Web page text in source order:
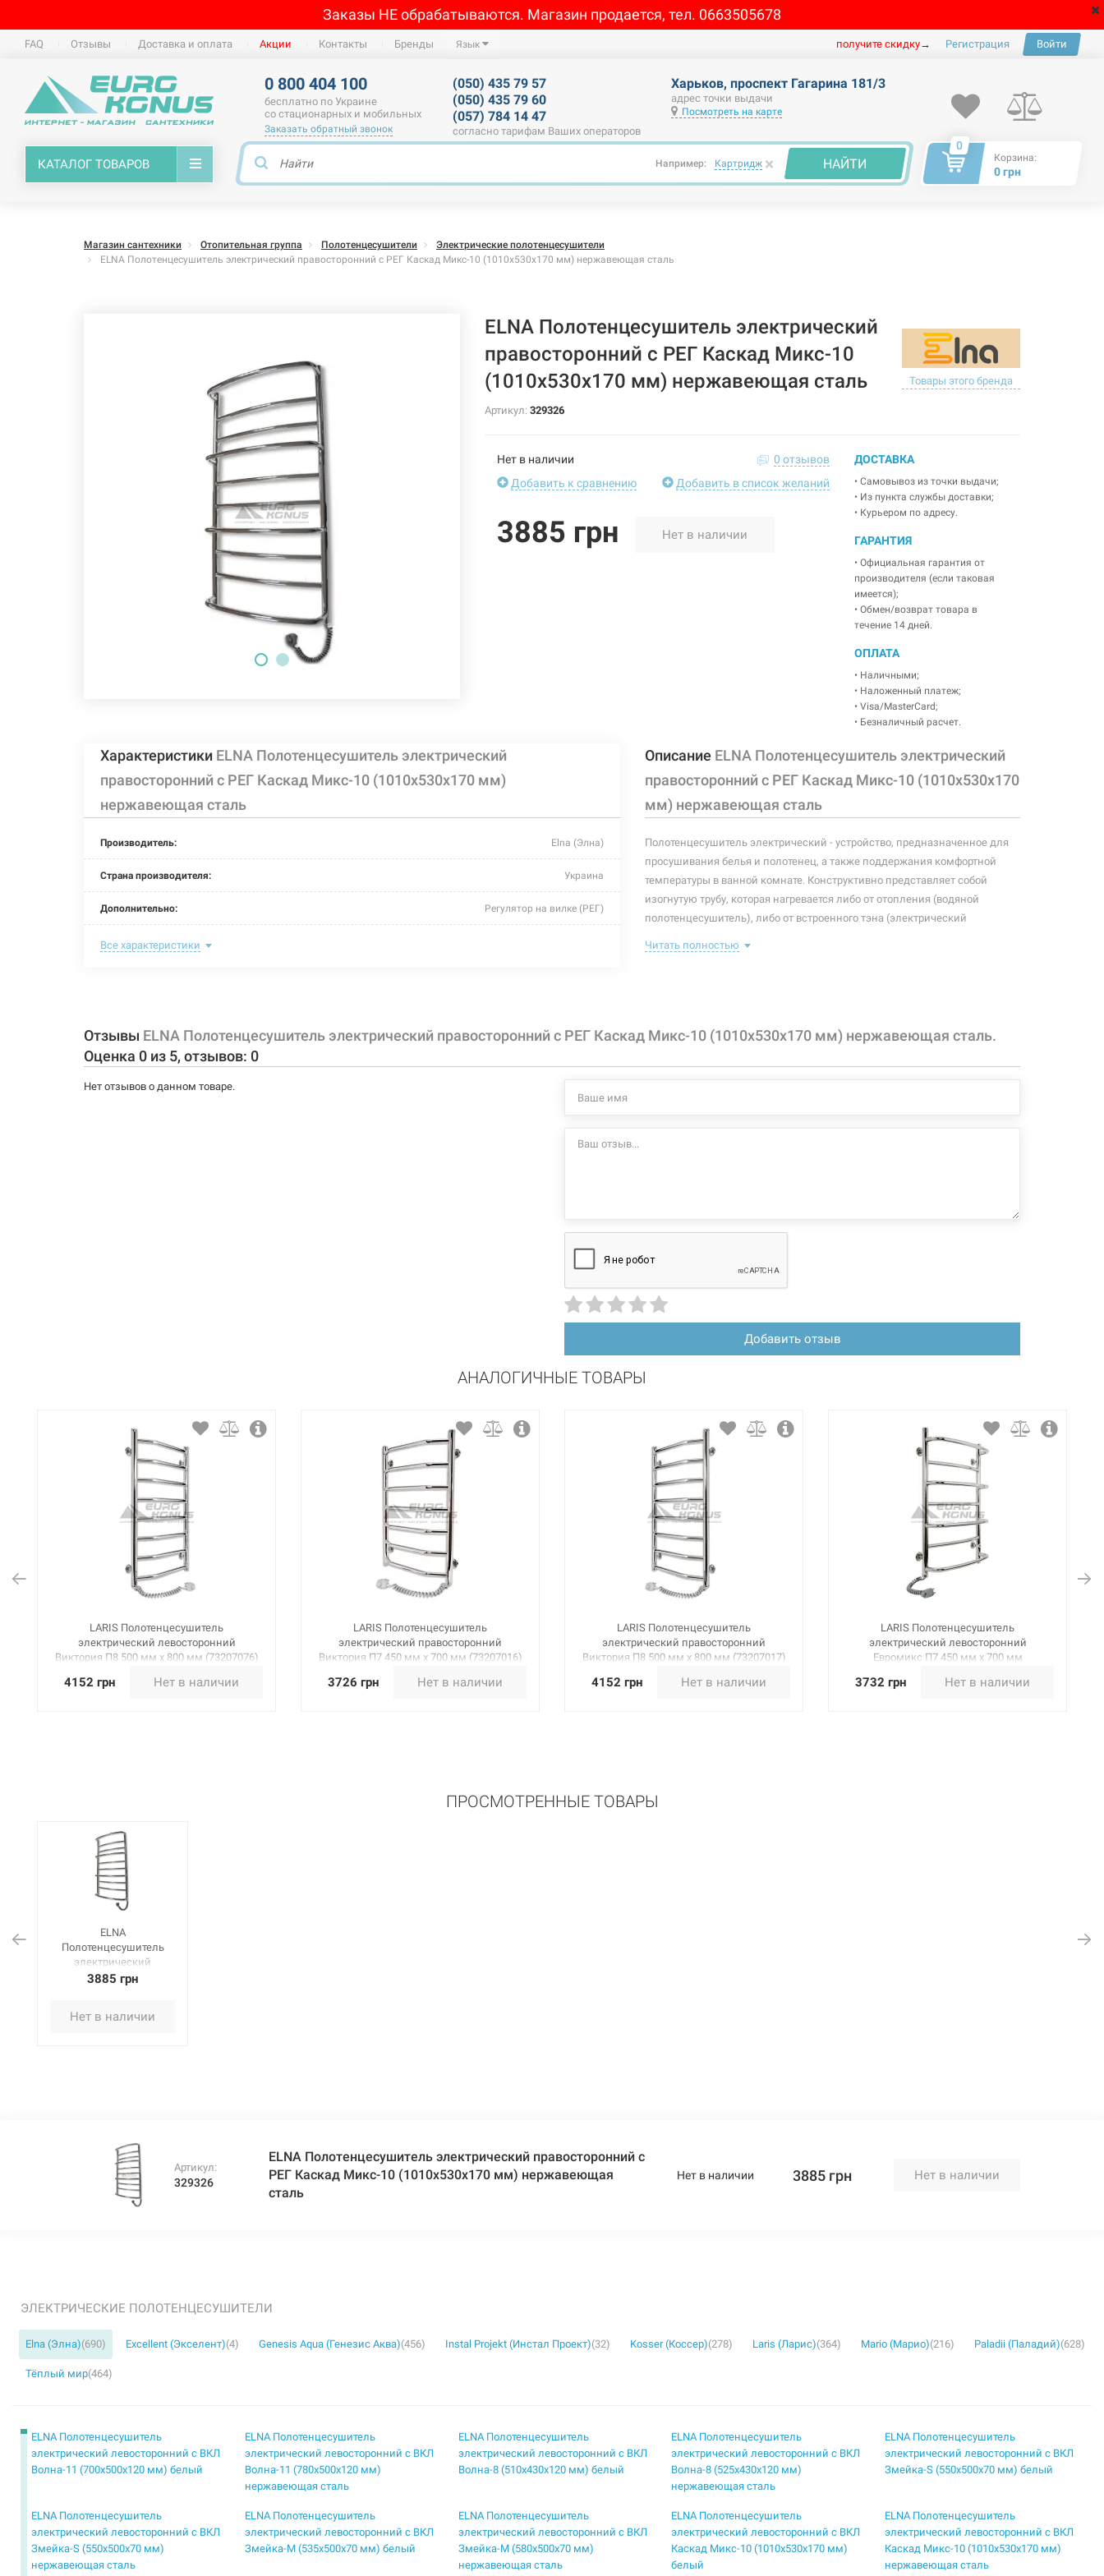
Заказы НЕ обрабатываются. Магазин продается, тел. 0663505678
FAQ Отзывы Доставка и оплата Акции Контакты Бренды Язык получите скидку→ Регистрация Войти
0 800 404 100
бесплатно по Украине
со стационарных и мобильных
Заказать обратный звонок
(050) 435 79 57
(050) 435 79 60
(057) 784 14 47
согласно тарифам Ваших операторов
Харьков, проспект Гагарина 181/3
адрес точки выдачи
Посмотреть на карте
КАТАЛОГ ТОВАРОВ Например: Картридж × НАЙТИ
0
Корзина:
0 грн
Магазин сантехники Отопительная группа Полотенцесушители
Электрические полотенцесушители
ELNA Полотенцесушитель электрический правосторонний с РЕГ Каскад Микс-10 (1010х530х170 мм) нержавеющая сталь
ELNA Полотенцесушитель электрический
правосторонний с РЕГ Каскад Микс-10
(1010х530х170 мм) нержавеющая сталь
Товары этого бренда
Артикул: 329326
Нет в наличии
0 отзывов
Добавить к сравнению
Добавить в список желаний
3885 грн Нет в наличии
ДОСТАВКА
• Самовывоз из точки выдачи;
• Из пункта службы доставки;
• Курьером по адресу.
ГАРАНТИЯ
• Официальная гарантия от
производителя (если таковая
имеется);
• Обмен/возврат товара в
течение 14 дней.
ОПЛАТА
• Наличными;
• Наложенный платеж;
• Visa/MasterCard;
• Безналичный расчет.
Характеристики ELNA Полотенцесушитель электрический
правосторонний с РЕГ Каскад Микс-10 (1010х530х170 мм)
нержавеющая сталь
Производитель: Elna (Элна)
Страна производителя: Украина
Дополнительно: Регулятор на вилке (РЕГ)
Цвет:
Высота: 1010 мм
стационарный
Все характеристики
Описание ELNA Полотенцесушитель электрический
правосторонний с РЕГ Каскад Микс-10 (1010х530х170
мм) нержавеющая сталь
Полотенцесушитель электрический - устройство, предназначенное для
просушивания белья и полотенец, а также поддержания комфортной
температуры в ванной комнате. Конструктивно представляет собой
изогнутую трубу, которая нагревается либо от отопления (водяной
полотенцесушитель), либо от встроенного тэна (электрический
полотенцесушитель станет незаменимым элементом интерьера.
Читать полностью
Отзывы ELNA Полотенцесушитель электрический правосторонний с РЕГ Каскад Микс-10 (1010х530х170 мм) нержавеющая сталь.
Оценка 0 из 5, отзывов: 0
Нет отзывов о данном товаре.
Добавить отзыв
АНАЛОГИЧНЫЕ ТОВАРЫ
LARIS Полотенцесушитель
электрический левосторонний
Виктория П8 500 мм х 800 мм (73207076)
4152 грн Нет в наличии
LARIS Полотенцесушитель
электрический правосторонний
Виктория П7 450 мм х 700 мм (73207016)
3726 грн Нет в наличии
LARIS Полотенцесушитель
электрический правосторонний
Виктория П8 500 мм х 800 мм (73207017)
4152 грн Нет в наличии
LARIS Полотенцесушитель
электрический левосторонний
Евромикс П7 450 мм х 700 мм
3732 грн Нет в наличии
ПРОСМОТРЕННЫЕ ТОВАРЫ
ELNA
Полотенцесушитель
электрический
правосторонний с РЕГ
нержавеющая сталь
3885 грн
Нет в наличии
Артикул:
329326
ELNA Полотенцесушитель электрический правосторонний с
РЕГ Каскад Микс-10 (1010х530х170 мм) нержавеющая
сталь
Нет в наличии 3885 грн Нет в наличии
ЭЛЕКТРИЧЕСКИЕ ПОЛОТЕНЦЕСУШИТЕЛИ
Elna (Элна)(690) Excellent (Экселент)(4) Genesis Aqua (Генезис Аква)(456) Instal Projekt (Инстал Проект)(32) Kosser (Коссер)(278) Laris (Ларис)(364) Mario (Марио)(216) Paladii (Паладий)(628)
Тёплый мир(464)
ELNA Полотенцесушитель
электрический левосторонний с ВКЛ
Волна-11 (700х500х120 мм) белый
ELNA Полотенцесушитель
электрический левосторонний с ВКЛ
Волна-11 (780х500х120 мм)
нержавеющая сталь
ELNA Полотенцесушитель
электрический левосторонний с ВКЛ
Волна-8 (510х430х120 мм) белый
ELNA Полотенцесушитель
электрический левосторонний с ВКЛ
Волна-8 (525х430х120 мм)
нержавеющая сталь
ELNA Полотенцесушитель
электрический левосторонний с ВКЛ
Змейка-S (550х500х70 мм) белый
ELNA Полотенцесушитель
электрический левосторонний с ВКЛ
Змейка-S (550х500х70 мм)
нержавеющая сталь
ELNA Полотенцесушитель
электрический левосторонний с ВКЛ
Змейка-М (535х500х70 мм) белый
ELNA Полотенцесушитель
электрический левосторонний с ВКЛ
Змейка-М (580х500х70 мм)
нержавеющая сталь
ELNA Полотенцесушитель
электрический левосторонний с ВКЛ
Каскад Микс-10 (1010х530х170 мм)
белый
ELNA Полотенцесушитель
электрический левосторонний с ВКЛ
Каскад Микс-10 (1010х530х170 мм)
нержавеющая сталь